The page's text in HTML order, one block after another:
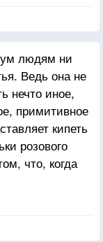
сам не
Руби. Она
знатно к ней
Он просто был
а то
людям ни
Ведь она не
нечто иное,
примитивное
кипеть
розового
что, когда
на коже